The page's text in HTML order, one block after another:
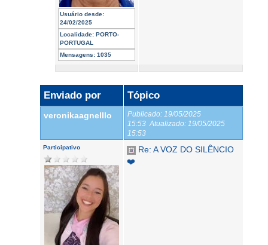
Usuário desde:
24/02/2025
Localidade: PORTO-
PORTUGAL
Mensagens: 1035
Enviado por Tópico
veronikaagnelllo Publicado: 19/05/2025
15:53 Atualizado: 19/05/2025
15:53
Participativo
Re: A VOZ DO SILÊNCIO
❤️